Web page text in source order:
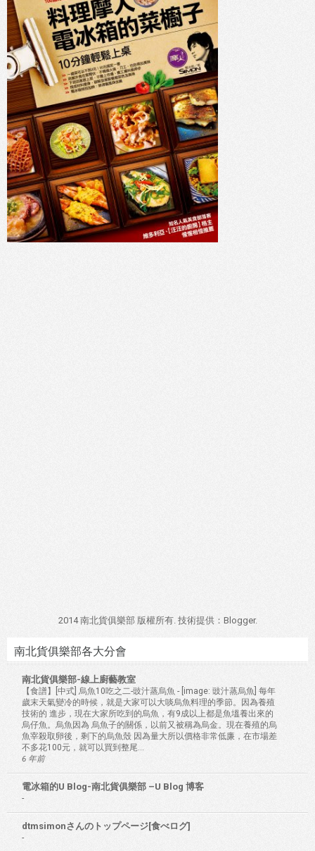
2014 南北貨俱樂部 版權所有. 技術提供： Blogger.
南北貨俱樂部各大分會
南北貨俱樂部-線上廚藝教室
【食譜】[中式] 烏魚10吃之二-豉汁蒸烏魚 - [image: 豉汁蒸烏魚] 每年
歲末天氣變冷的時候，就是大家可以大啖烏魚料理的季節。因為養殖
技術的 進步，現在大家所吃到的烏魚，有9成以上都是魚塭養出來的
烏仔魚。烏魚因為 烏魚子的關係，以前又被稱為烏金。現在養殖的烏
魚宰殺取卵後，剩下的烏魚殼 因為量大所以價格非常低廉，在市場差
不多花100元，就可以買到整尾...
6 年前
電冰箱的U Blog-南北貨俱樂部 –U Blog 博客
-
dtmsimonさんのトップページ[食べログ]
-